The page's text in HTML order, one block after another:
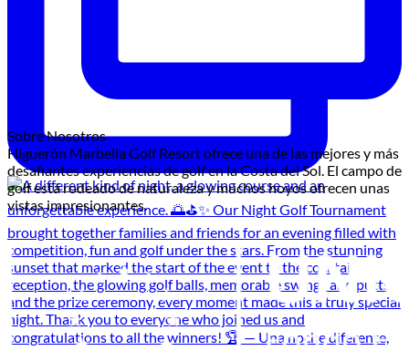
Sobre Nosotros
Higuerón Marbella Golf Resort ofrece una de las mejores y más
desafiantes experiencias de golf en la Costa del Sol. El campo de
golf está rodeado de naturaleza y muchos hoyos ofrecen unas
vistas impresionantes.